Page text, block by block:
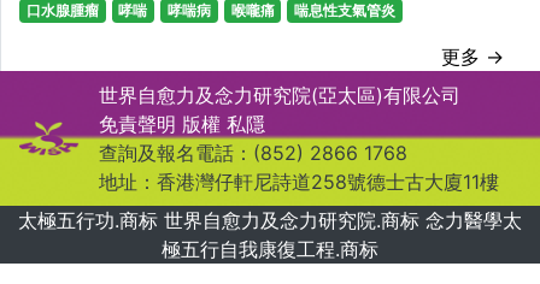
口水腺腫瘤
哮喘 哮喘病 喉嚨痛 喘息性支氣管炎
更多 →
世界自愈力及念力研究院(亞太區)有限公司
免責聲明 版權 私隱
查詢及報名電話：(852) 2866 1768
地址：香港灣仔軒尼詩道258號德士古大廈11樓
太極五行功.商标 世界自愈力及念力研究院.商标 念力醫學太
極五行自我康復工程.商标